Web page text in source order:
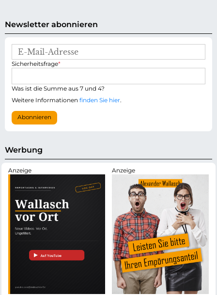
Newsletter abonnieren
M
l
-
d
r
s
e
P
i
h
t
f
d
Sicherheitsfrage*
Was ist die Summe aus 7 und 4?
Weitere Informationen finden Sie hier.
Abonnieren
Werbung